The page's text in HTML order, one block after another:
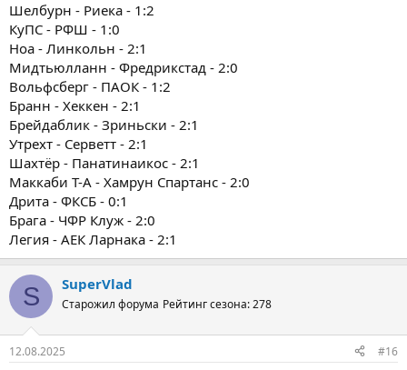
Шелбурн - Риека - 1:2
КуПС - РФШ - 1:0
Ноа - Линкольн - 2:1
Мидтьюлланн - Фредрикстад - 2:0
Вольфсберг - ПАОК - 1:2
Бранн - Хеккен - 2:1
Брейдаблик - Зриньски - 2:1
Утрехт - Серветт - 2:1
Шахтёр - Панатинаикос - 2:1
Маккаби Т-А - Хамрун Спартанс - 2:0
Дрита - ФКСБ - 0:1
Брага - ЧФР Клуж - 2:0
Легия - АЕК Ларнака - 2:1
S SuperVlad
Старожил форума Рейтинг сезона: 278
12.08.2025 #16